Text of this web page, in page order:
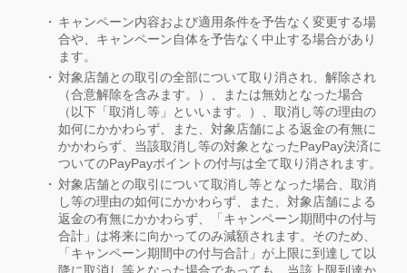
キャンペーン内容および適用条件を予告なく変更する場
合や、キャンペーン自体を予告なく中止する場合があり
ます。
対象店舗との取引の全部について取り消され、解除され
（合意解除を含みます。）、または無効となった場合
（以下「取消し等」といいます。）、取消し等の理由の
如何にかかわらず、また、対象店舗による返金の有無に
かかわらず、当該取消し等の対象となったPayPay決済に
ついてのPayPayポイントの付与は全て取り消されます。
対象店舗との取引について取消し等となった場合、取消
し等の理由の如何にかかわらず、また、対象店舗による
返金の有無にかかわらず、「キャンペーン期間中の付与
合計」は将来に向かってのみ減額されます。そのため、
「キャンペーン期間中の付与合計」が上限に到達して以